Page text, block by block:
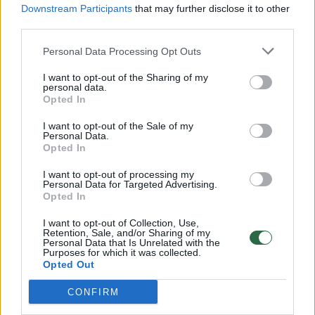
Downstream Participants that may further disclose it to other
Personal Data Processing Opt Outs
I want to opt-out of the Sharing of my
personal data.
Opted In
I want to opt-out of the Sale of my
Personal Data.
Opted In
I want to opt-out of processing my
Personal Data for Targeted Advertising.
Opted In
I want to opt-out of Collection, Use,
Retention, Sale, and/or Sharing of my
Personal Data that Is Unrelated with the
Purposes for which it was collected.
Opted Out
CONFIRM
00:00:57
32 laipsnių šilumos
Žinios | Orai
Nufilmavo, kaip patvino Vilniaus Vakarinis aplinkkelis:
vaizdas pribloškia
dvi moteris
Žinios | Lietuvos diena
Visi įrašai